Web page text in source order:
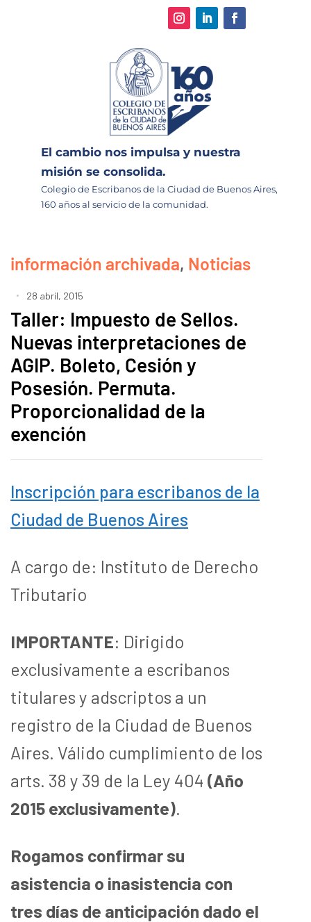
El cambio nos impulsa y nuestra
misión se consolida.
Colegio de Escribanos de la Ciudad de Buenos Aires,
160 años al servicio de la comunidad.
información archivada, Noticias
28 abril, 2015
Taller: Impuesto de Sellos.
Nuevas interpretaciones de
AGIP. Boleto, Cesión y
Posesión. Permuta.
Proporcionalidad de la
exención
Inscripción para escribanos de la
Ciudad de Buenos Aires
A cargo de: Instituto de Derecho
Tributario
IMPORTANTE: Dirigido
exclusivamente a escribanos
titulares y adscriptos a un
registro de la Ciudad de Buenos
Aires. Válido cumplimiento de los
arts. 38 y 39 de la Ley 404 (Año
2015 exclusivamente).
Rogamos confirmar su
asistencia o inasistencia con
tres días de anticipación dado el